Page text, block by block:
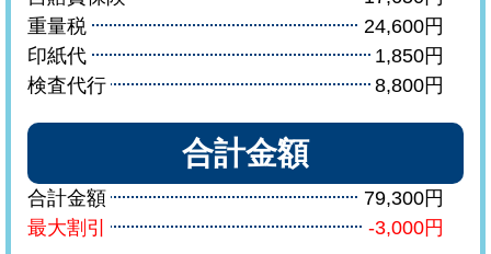
重量税
24,600円
印紙代
1,850円
検査代行
8,800円
合計金額
合計金額
79,300円
最大割引
-3,000円